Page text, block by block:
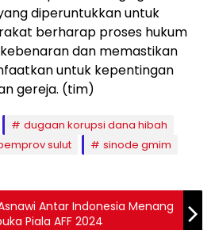
diperuntukkan untuk
berharap proses hukum
dan memastikan
untuk kepentingan
gereja. (tim)
dugaan korupsi dana hibah
sulut
sinode gmim
Antar Indonesia Menang
Piala AFF 2024